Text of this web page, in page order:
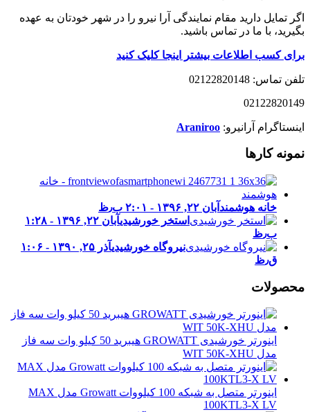
اگر تمایل دارید مقام نمایندگی آرا نیرو را در شهر خودتان به عهده
بگیرید، با ما در تماس باشید.
برای کسب اطلاعات بیشتر اینجا کلیک کنید
تلفن تماس: 02122820148
02122820149
اینستاگرام آرانیرو: Araniroo
نمونه کارها
خانه هوشمند آبان ۲۲, ۱۳۹۶ - ۲:۰۱ ب٫ظ
استخر خورشیدی
آبان ۲۲, ۱۳۹۶ - ۱:۲۸
ب٫ظ
نیروگاه خورشیدی
آذر ۲۵, ۱۳۹۰ - ۱:۰۶
ق٫ظ
محصولات
اینورتر خورشیدی GROWATT هیبرید 50 کیلو وات سه فاز
مدل WIT 50K-XHU
اینورتر متصل به شبکه 100 کیلووات Growatt مدل MAX
100KTL3-X LV